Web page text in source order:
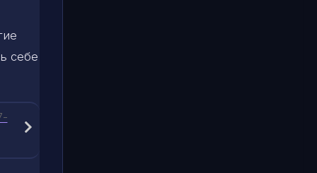
себе